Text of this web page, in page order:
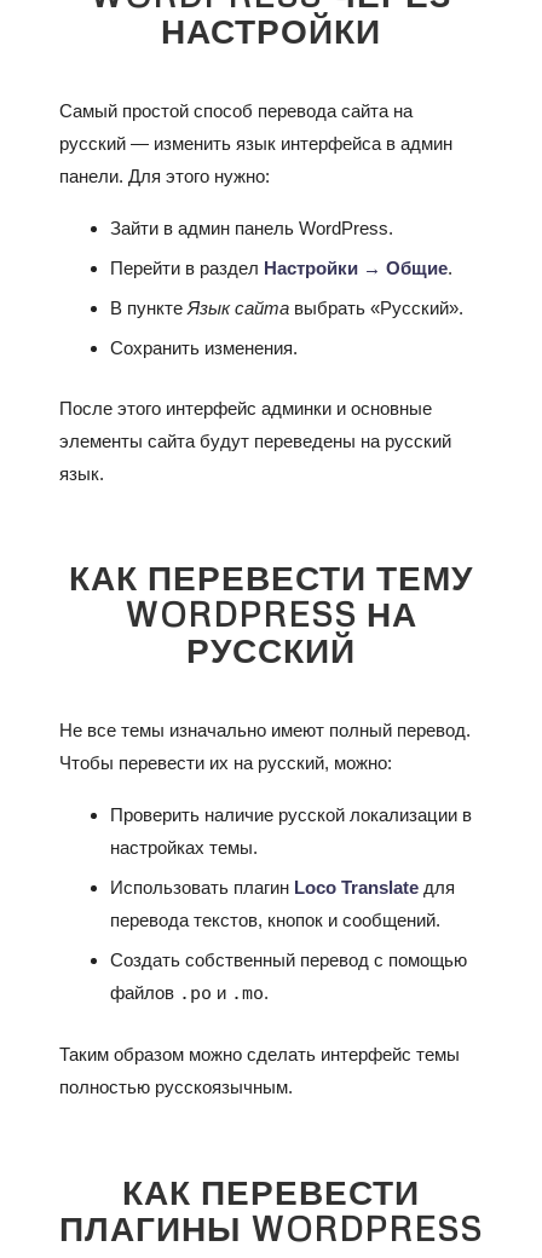
НАСТРОЙКИ
Самый простой способ перевода сайта на
русский — изменить язык интерфейса в админ
панели. Для этого нужно:
Зайти в админ панель WordPress.
Перейти в раздел Настройки → Общие.
В пункте Язык сайтавыбрать «Русский».
Сохранить изменения.
После этого интерфейс админки и основные
элементы сайта будут переведены на русский
язык.
КАК ПЕРЕВЕСТИ ТЕМУ
WORDPRESS НА
РУССКИЙ
Не все темы изначально имеют полный перевод.
Чтобы перевести их на русский, можно:
Проверить наличие русской локализации в
настройках темы.
Использовать плагин Loco Translateдля
перевода текстов, кнопок и сообщений.
Создать собственный перевод с помощью
файлов .po и .mo.
Таким образом можно сделать интерфейс темы
полностью русскоязычным.
КАК ПЕРЕВЕСТИ
ПЛАГИНЫ WORDPRESS